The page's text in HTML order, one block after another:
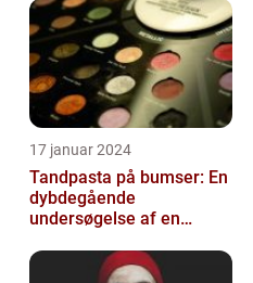
17 januar 2024
Tandpasta på bumser: En
dybdegående
undersøgelse af en
skønhedsanbefaling